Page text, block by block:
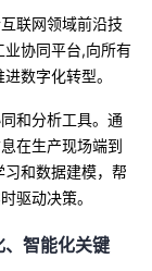
联网领域前沿技
业协同平台,向所有
数字化转型。
和分析工具。通
在生产现场端到
和数据建模，帮
驱动决策。
智能化关键